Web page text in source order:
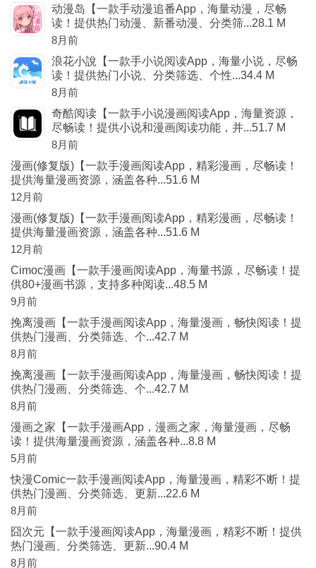
动漫岛【一款手动漫追番App，海量动漫，尽畅
读！提供热门动漫、新番动漫、分类筛...28.1 M
8月前
浪花小說【一款手小说阅读App，海量小说，尽畅
读！提供热门小说、分类筛选、个性...34.4 M
8月前
奇酷阅读【一款手小说漫画阅读App，海量资源，
尽畅读！提供小说和漫画阅读功能，并...51.7 M
8月前
漫画(修复版)【一款手漫画阅读App，精彩漫画，尽畅读！
提供海量漫画资源，涵盖各种...51.6 M
12月前
漫画(修复版)【一款手漫画阅读App，精彩漫画，尽畅读！
提供海量漫画资源，涵盖各种...51.6 M
12月前
Cimoc漫画【一款手漫画阅读App，海量书源，尽畅读！提
供80+漫画书源，支持多种阅读...48.5 M
9月前
挽离漫画【一款手漫画阅读App，海量漫画，畅快阅读！提
供热门漫画、分类筛选、个...42.7 M
8月前
挽离漫画【一款手漫画阅读App，海量漫画，畅快阅读！提
供热门漫画、分类筛选、个...42.7 M
8月前
漫画之家【一款手漫画App，漫画之家，海量漫画，尽畅
读！提供海量漫画资源，涵盖各种...8.8 M
5月前
快漫Comic一款手漫画阅读App，海量漫画，精彩不断！提
供热门漫画、分类筛选、更新...22.6 M
8月前
囧次元【一款手漫画阅读App，海量漫画，精彩不断！提供
热门漫画、分类筛选、更新...90.4 M
8月前